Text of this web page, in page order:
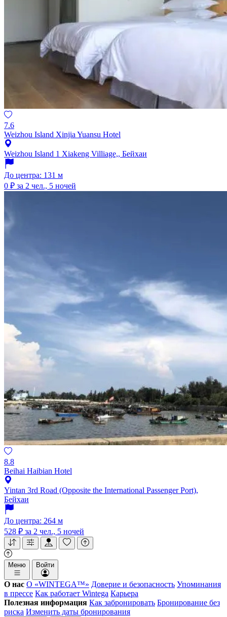
7.6
Weizhou Island Xinjia Yuansu Hotel
Weizhou Island 1 Xiakeng Villiage,, Бейхаи
До центра: 131 м
0 ₽ за 2 чел., 5 ночей
8.8
Beihai Haibian Hotel
Yintan 3rd Road (Opposite the International Passenger Port),
Бейхаи
До центра: 264 м
528 ₽ за 2 чел., 5 ночей
Меню Войти
О нас О «WINTEGA™» Доверие и безопасность Упоминания
в прессе Как работает Wintega Карьера
Полезная информация Как забронировать Бронирование без
риска Изменить даты бронирования